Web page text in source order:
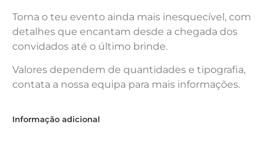
Torna o teu evento ainda mais inesquecível, com
detalhes que encantam desde a chegada dos
convidados até o último brinde.
Valores dependem de quantidades e tipografia,
contata a nossa equipa para mais informações.
Informação adicional